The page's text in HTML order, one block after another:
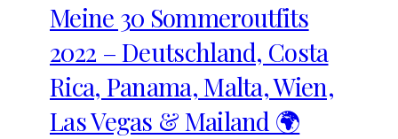
Meine 30 Sommeroutfits
2022 – Deutschland, Costa
Rica, Panama, Malta, Wien,
Las Vegas & Mailand 🌍